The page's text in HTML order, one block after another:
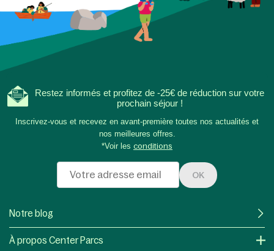
Restez informés et profitez de -25€ de réduction sur votre
prochain séjour !
Inscrivez-vous et recevez en avant-première toutes nos actualités et
nos meilleures offres.
*Voir les conditions
OK
Notre blog
À propos Center Parcs